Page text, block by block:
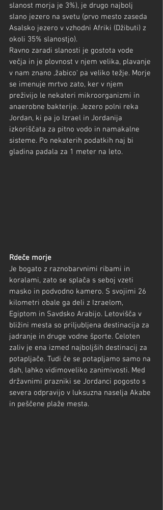
slanost morja je 3%), je drugo najbolj
slano jezero na svetu (prvo mesto zaseda
Asalsko jezero v vzhodni Afriki (Džibuti) z
okoli 35% slanostjo).
Ravno zaradi slanosti je gostota vode
večja in je plovnost v njem velika, plavanje
v nam znano ‚žabico‘ pa veliko težje. Morje
se imenuje mrtvo zato, ker v njem
preživijo le nekateri mikroorganizmi in
anaerobne bakterije. Jezero polni reka
Jordan, ki pa jo Izrael in Jordanija
izkoriščata za pitno vodo in namakalne
sisteme. Po nekaterih podatkih naj bi
gladina padala za 1 meter na leto.
Rdeče morje
Je bogato z raznobarvnimi ribami in
koralami, zato se splača s seboj vzeti
masko in podvodno kamero. S svojimi 26
kilometri obale ga deli z Izraelom,
Egiptom in Savdsko Arabijo. Letovišča v
bližini mesta so priljubljena destinacija za
jadranje in druge vodne športe. Celoten
zaliv je ena izmed najboljših destinacij za
potapljače. Tudi če se potapljamo samo na
dah, lahko vidimoveliko zanimivosti. Med
državnimi prazniki se Jordanci pogosto s
severa odpravijo v luksuzna naselja Akabe
in peščene plaže mesta.